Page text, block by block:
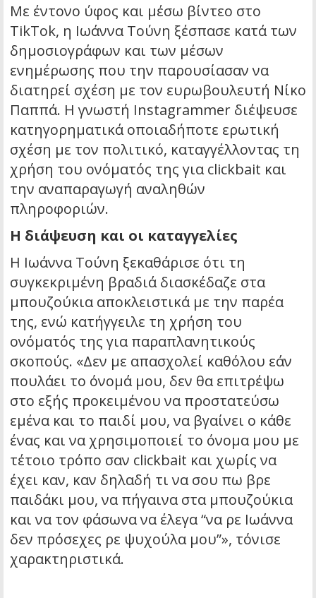
Με έντονο ύφος και μέσω βίντεο στο
TikTok, η Ιωάννα Τούνη ξέσπασε κατά των
δημοσιογράφων και των μέσων
ενημέρωσης που την παρουσίασαν να
διατηρεί σχέση με τον ευρωβουλευτή Νίκο
Παππά. Η γνωστή Instagrammer διέψευσε
κατηγορηματικά οποιαδήποτε ερωτική
σχέση με τον πολιτικό, καταγγέλλοντας τη
χρήση του ονόματός της για clickbait και
την αναπαραγωγή αναληθών
πληροφοριών.
Η διάψευση και οι καταγγελίες
Η Ιωάννα Τούνη ξεκαθάρισε ότι τη
συγκεκριμένη βραδιά διασκέδαζε στα
μπουζούκια αποκλειστικά με την παρέα
της, ενώ κατήγγειλε τη χρήση του
ονόματός της για παραπλανητικούς
σκοπούς. «Δεν με απασχολεί καθόλου εάν
πουλάει το όνομά μου, δεν θα επιτρέψω
στο εξής προκειμένου να προστατεύσω
εμένα και το παιδί μου, να βγαίνει ο κάθε
ένας και να χρησιμοποιεί το όνομα μου με
τέτοιο τρόπο σαν clickbait και χωρίς να
έχει καν, καν δηλαδή τι να σου πω βρε
παιδάκι μου, να πήγαινα στα μπουζούκια
και να τον φάσωνα να έλεγα “να ρε Ιωάννα
δεν πρόσεχες ρε ψυχούλα μου”», τόνισε
χαρακτηριστικά.